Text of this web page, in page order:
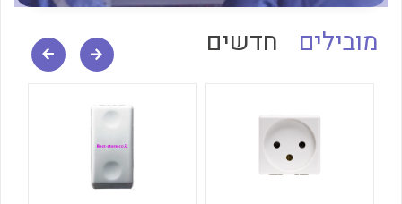
מובילים חדשים